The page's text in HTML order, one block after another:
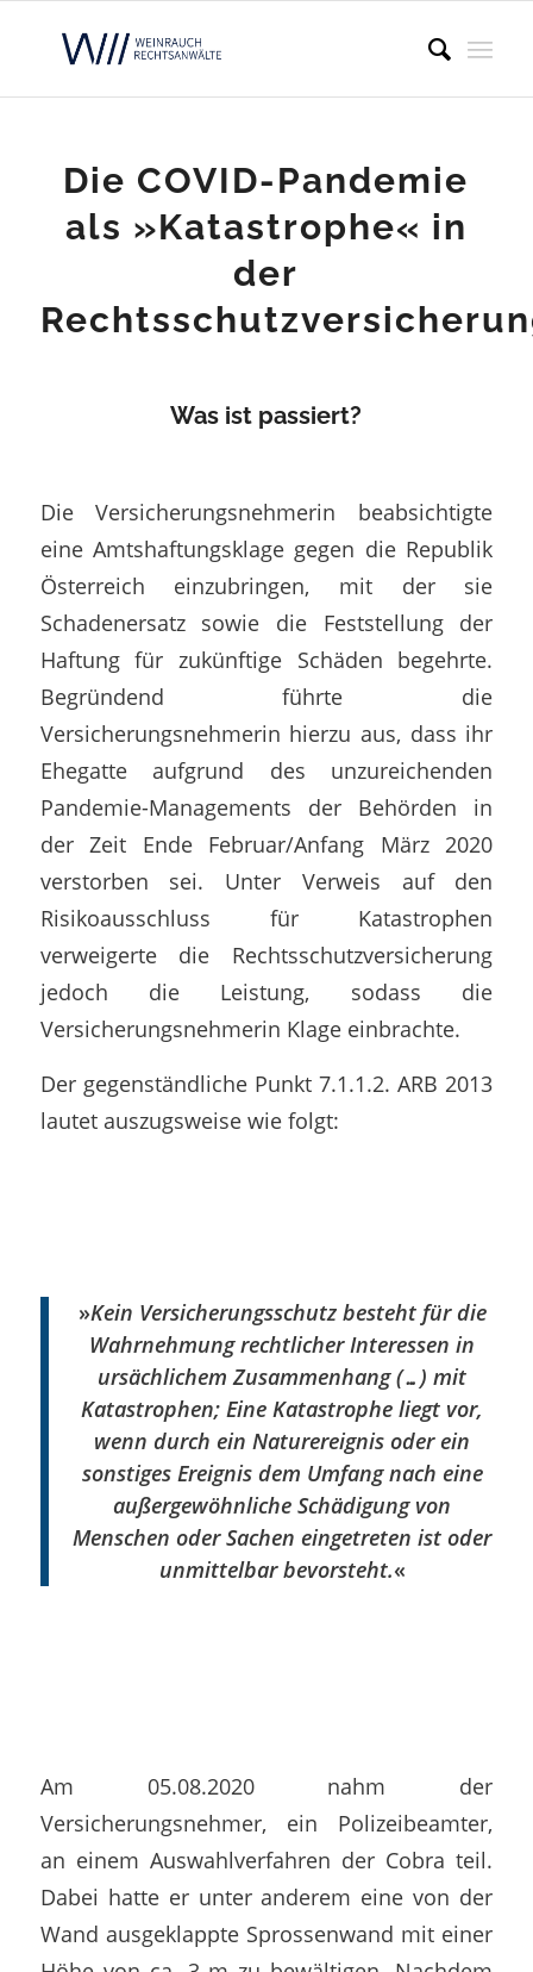
Die COVID-Pandemie
als »Katastrophe« in
der
Was ist passiert?
Die Versicherungsnehmerin beabsichtigte
eine Amtshaftungsklage gegen die Republik
Österreich einzubringen, mit der sie
Schadenersatz sowie die Feststellung der
Haftung für zukünftige Schäden begehrte.
Begründend führte die
Versicherungsnehmerin hierzu aus, dass ihr
Ehegatte aufgrund des unzureichenden
Pandemie-Managements der Behörden in
der Zeit Ende Februar/Anfang März 2020
verstorben sei. Unter Verweis auf den
Risikoausschluss für Katastrophen
verweigerte die Rechtsschutzversicherung
jedoch die Leistung, sodass die
Versicherungsnehmerin Klage einbrachte.
Der gegenständliche Punkt 7.1.1.2. ARB 2013
lautet auszugsweise wie folgt:
»Kein Versicherungsschutz besteht für die
Wahrnehmung rechtlicher Interessen in
ursächlichem Zusammenhang (…) mit
Katastrophen; Eine Katastrophe liegt vor,
wenn durch ein Naturereignis oder ein
sonstiges Ereignis dem Umfang nach eine
außergewöhnliche Schädigung von
Menschen oder Sachen eingetreten ist oder
unmittelbar bevorsteht.«
Am 05.08.2020 nahm der
Versicherungsnehmer, ein Polizeibeamter,
an einem Auswahlverfahren der Cobra teil.
Dabei hatte er unter anderem eine von der
Wand ausgeklappte Sprossenwand mit einer